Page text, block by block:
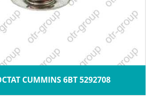
CUMMINS 6BT 5292708